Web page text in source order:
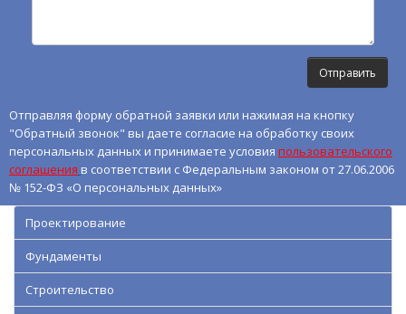
Отправляя форму обратной заявки или нажимая на кнопку
"Обратный звонок" вы даете согласие на обработку своих
персональных данных и принимаете условия пользовательского
соглашения в соответствии с Федеральным законом от 27.06.2006
№ 152-ФЗ «О персональных данных»
Проектирование
Фундаменты
Строительство